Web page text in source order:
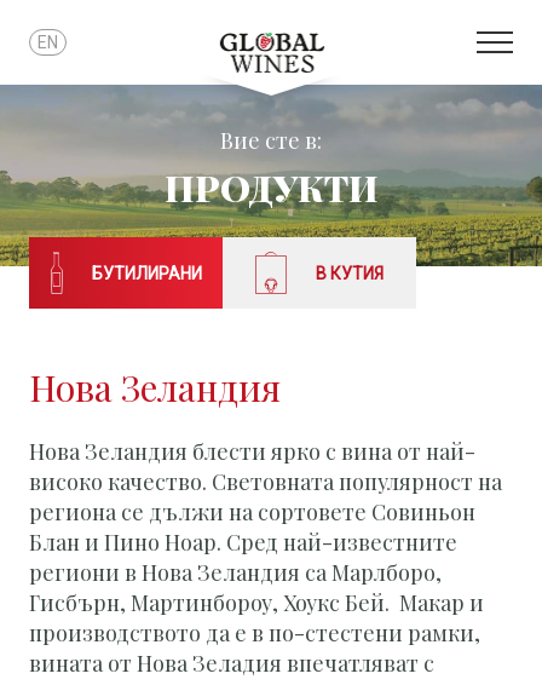
EN
Вие сте в:
ПРОДУКТИ
БУТИЛИРАНИ В КУТИЯ
Нова Зеландия
Нова Зеландия блести ярко с вина от най-
високо качество. Световната популярност на
региона се дължи на сортовете Совиньон
Блан и Пино Ноар. Сред най-известните
региони в Нова Зеландия са Марлборо,
Гисбърн, Мартинбороу, Хоукс Бей. Макар и
производството да е в по-стестени рамки,
вината от Нова Зеладия впечатляват с